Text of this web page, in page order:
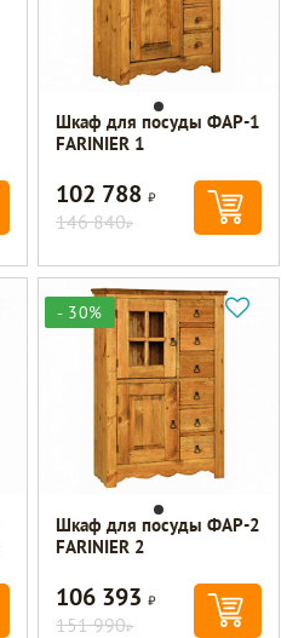
Шкаф для посуды ФАР-1
FARINIER 1
102 788Р
146 840Р
- 30%
Шкаф для посуды ФАР-2
FARINIER 2
106 393Р
151 990Р